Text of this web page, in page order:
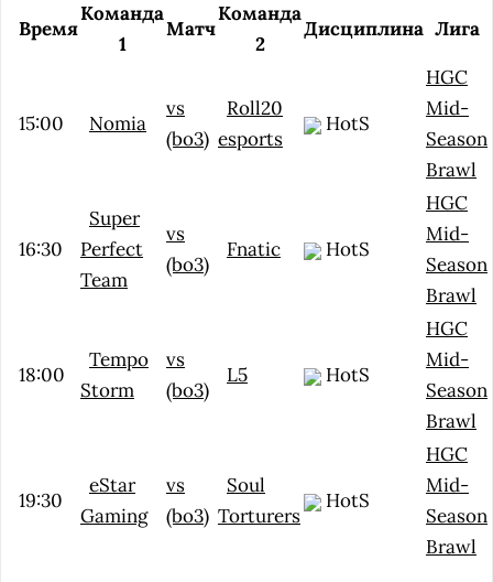
Время
Команда
1
Матч
Команда
2
Дисциплина Лига
15:00 Nomia
vs
(bo3)
Roll20
esports
HotS
HGC
Mid-
Season
Brawl
16:30
Super
Perfect
Team
vs
(bo3)
Fnatic HotS
HGC
Mid-
Season
Brawl
18:00
Tempo
Storm
vs
(bo3)
L5 HotS
HGC
Mid-
Season
Brawl
19:30
eStar
Gaming
vs
(bo3)
Soul
Torturers
HotS
HGC
Mid-
Season
Brawl